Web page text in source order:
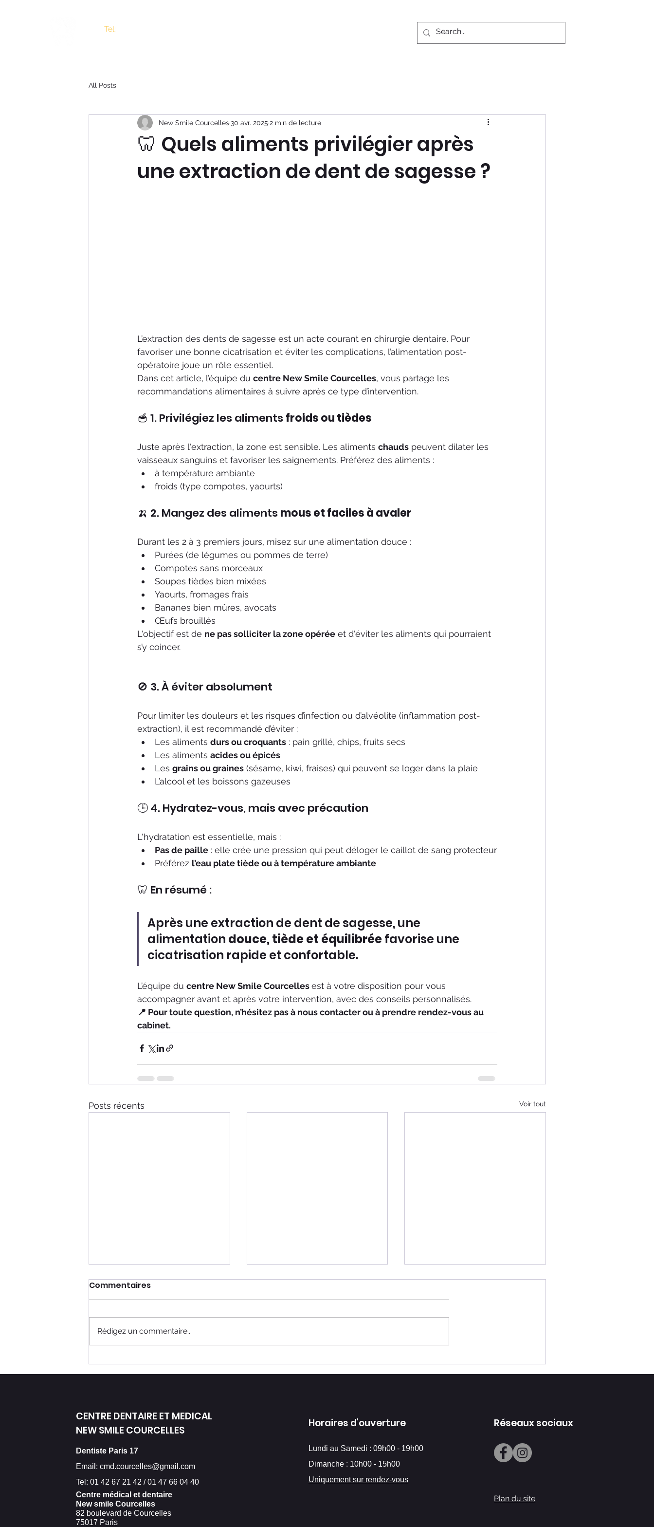
Tel: Soins et traitements Contact
All Posts
🦷 Quels aliments privilégier après
une extraction de dent de sagesse ?
New Smile Courcelles30 avr. 2025 2 min de lecture
L’extraction des dents de sagesse est un acte courant en chirurgie dentaire. Pour
favoriser une bonne cicatrisation et éviter les complications, l’alimentation post-
opératoire joue un rôle essentiel.
Dans cet article, l’équipe du centre New Smile Courcelles, vous partage les
recommandations alimentaires à suivre après ce type d’intervention.
🥣 1. Privilégiez les aliments froids ou tièdes
Juste après l'extraction, la zone est sensible. Les aliments chauds peuvent dilater les
vaisseaux sanguins et favoriser les saignements. Préférez des aliments :
à température ambiante
froids (type compotes, yaourts)
🍌 2. Mangez des aliments mous et faciles à avaler
Durant les 2 à 3 premiers jours, misez sur une alimentation douce :
Purées (de légumes ou pommes de terre)
Compotes sans morceaux
Soupes tièdes bien mixées
Yaourts, fromages frais
Bananes bien mûres, avocats
Œufs brouillés
L'objectif est de ne pas solliciter la zone opérée et d'éviter les aliments qui pourraient
s’y coincer.
🚫 3. À éviter absolument
Pour limiter les douleurs et les risques d’infection ou d’alvéolite (inflammation post-
extraction), il est recommandé d’éviter :
Les aliments durs ou croquants : pain grillé, chips, fruits secs
Les aliments acides ou épicés
Les grains ou graines (sésame, kiwi, fraises) qui peuvent se loger dans la plaie
L’alcool et les boissons gazeuses
🕒 4. Hydratez-vous, mais avec précaution
L'hydratation est essentielle, mais :
Pas de paille : elle crée une pression qui peut déloger le caillot de sang protecteur
Préférez l’eau plate tiède ou à température ambiante
🦷 En résumé :
Après une extraction de dent de sagesse, une
alimentation douce, tiède et équilibrée favorise une
cicatrisation rapide et confortable.
L’équipe du centre New Smile Courcelles est à votre disposition pour vous
accompagner avant et après votre intervention, avec des conseils personnalisés.
📍 Pour toute question, n’hésitez pas à nous contacter ou à prendre rendez-vous au
cabinet.
Posts récents Voir tout
Dentiste Paris 17 : Le
détartrage abîme les
À quelle fréquence
consulter un dentiste à
Parlez comme un pro ! Le
vocabulaire dentaire
Commentaires
Rédigez un commentaire...
CENTRE DENTAIRE ET MEDICAL
NEW SMILE COURCELLES
Dentiste Paris 17
Email: cmd.courcelles@gmail.com
Tel: 01 42 67 21 42 / 01 47 66 04 40
Centre médical et dentaire
New smile Courcelles
82 boulevard de Courcelles
75017 Paris
Horaires d'ouverture
Lundi au Samedi : 09h00 - 19h00
Dimanche : 10h00 - 15h00
Uniquement sur rendez-vous
Réseaux sociaux
Plan du site